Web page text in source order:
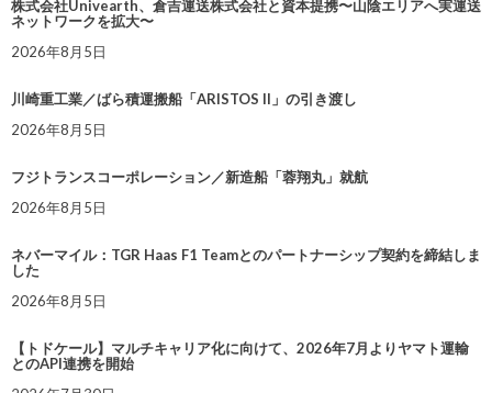
株式会社Univearth、倉吉運送株式会社と資本提携〜山陰エリアへ実運送
ネットワークを拡大〜
2026年8月5日
川崎重工業／ばら積運搬船「ARISTOS II」の引き渡し
2026年8月5日
フジトランスコーポレーション／新造船「蓉翔丸」就航
2026年8月5日
ネバーマイル：TGR Haas F1 Teamとのパートナーシップ契約を締結しま
した
2026年8月5日
【トドケール】マルチキャリア化に向けて、2026年7月よりヤマト運輸
とのAPI連携を開始